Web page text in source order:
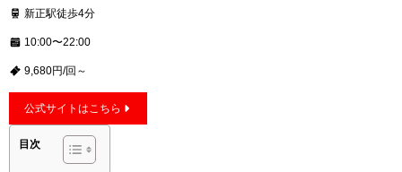
新正駅徒歩4分
10:00〜22:00
9,680円/回～
公式サイトはこちら
目次